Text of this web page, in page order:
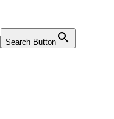
Search Button